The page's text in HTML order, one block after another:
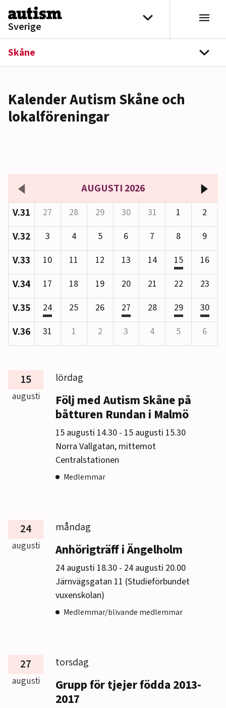
Hoppa till innehåll
Sverige
Välj distrikt
Skåne
Kalender Autism Skåne och
lokalföreningar
Visar händelser för September
15
augusti
lördag
Följ med Autism Skåne på
båtturen Rundan i Malmö
15 augusti 14.30 till
- 15 augusti 15.30
Norra Vallgatan, mittemot
Centralstationen
Medlemmar
24
augusti
måndag
Anhörigträff i Ängelholm
24 augusti 18.30 till
- 24 augusti 20.00
Järnvägsgatan 11 (Studieförbundet
vuxenskolan)
Medlemmar/blivande medlemmar
27
augusti
torsdag
Grupp för tjejer födda 2013-
2017
AUGUSTI 2026
V.31
27 28 29 30 31 1 2
V.32 3 4 5 6 7 8 9
V.33 10 11 12 13 14 15 16
V.34 17 18 19 20 21 22 23
V.35 24 25 26 27 28 29 30
V.36 31 1 2 3 4 5 6